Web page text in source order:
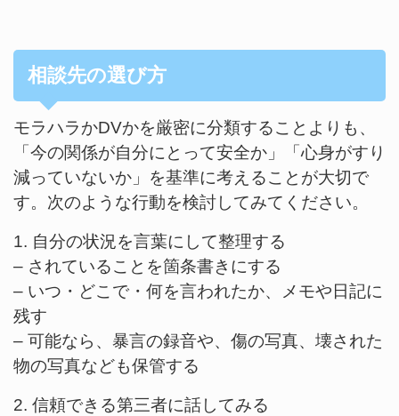
相談先の選び方
モラハラかDVかを厳密に分類することよりも、
「今の関係が自分にとって安全か」「心身がすり
減っていないか」を基準に考えることが大切で
す。次のような行動を検討してみてください。
1. 自分の状況を言葉にして整理する
– されていることを箇条書きにする
– いつ・どこで・何を言われたか、メモや日記に
残す
– 可能なら、暴言の録音や、傷の写真、壊された
物の写真なども保管する
2. 信頼できる第三者に話してみる